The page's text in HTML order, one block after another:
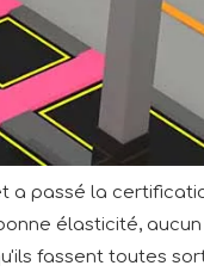
a passé la
élasticité,
fassent toutes